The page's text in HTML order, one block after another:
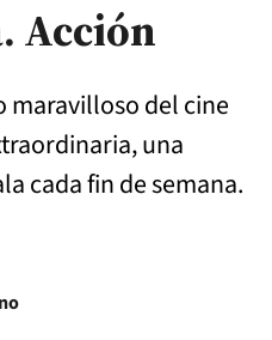
Acción
maravilloso del cine
una
cada fin de semana.